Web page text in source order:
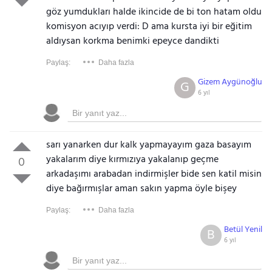
göz yumdukları halde ikincide de bi ton hatam oldu
komisyon acıyıp verdi: D ama kursta iyi bir eğitim
aldıysan korkma benimki epeyce dandikti
Paylaş: Daha fazla
Gizem Aygünoğlu
6 yıl
G
0
sarı yanarken dur kalk yapmayayım gaza basayım
yakalarım diye kırmızıya yakalanıp geçme
arkadaşımı arabadan indirmişler bide sen katil misin
diye bağırmışlar aman sakın yapma öyle bişey
Paylaş: Daha fazla
Betül Yenil
6 yıl
B